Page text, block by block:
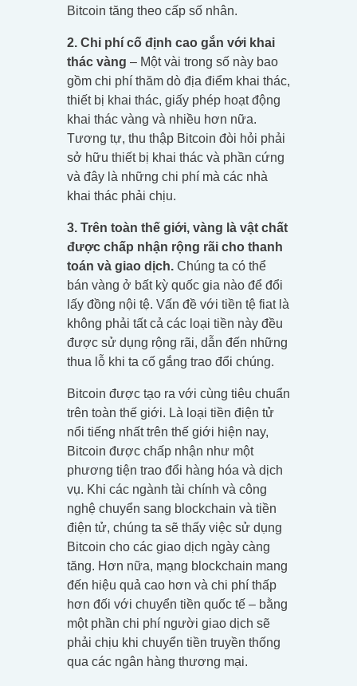
Bitcoin tăng theo cấp số nhân.
2. Chi phí cố định cao gắn với khai
thác vàng – Một vài trong số này bao
gồm chi phí thăm dò địa điểm khai thác,
thiết bị khai thác, giấy phép hoạt động
khai thác vàng và nhiều hơn nữa.
Tương tự, thu thập Bitcoin đòi hỏi phải
sở hữu thiết bị khai thác và phần cứng
và đây là những chi phí mà các nhà
khai thác phải chịu.
3. Trên toàn thế giới, vàng là vật chất
được chấp nhận rộng rãi cho thanh
toán và giao dịch. Chúng ta có thể
bán vàng ở bất kỳ quốc gia nào để đổi
lấy đồng nội tệ. Vấn đề với tiền tệ fiat là
không phải tất cả các loại tiền này đều
được sử dụng rộng rãi, dẫn đến những
thua lỗ khi ta cố gắng trao đổi chúng.
Bitcoin được tạo ra với cùng tiêu chuẩn
trên toàn thế giới. Là loại tiền điện tử
nổi tiếng nhất trên thế giới hiện nay,
Bitcoin được chấp nhận như một
phương tiện trao đổi hàng hóa và dịch
vụ. Khi các ngành tài chính và công
nghệ chuyển sang blockchain và tiền
điện tử, chúng ta sẽ thấy việc sử dụng
Bitcoin cho các giao dịch ngày càng
tăng. Hơn nữa, mạng blockchain mang
đến hiệu quả cao hơn và chi phí thấp
hơn đối với chuyển tiền quốc tế – bằng
một phần chi phí người giao dịch sẽ
phải chịu khi chuyển tiền truyền thống
qua các ngân hàng thương mại.